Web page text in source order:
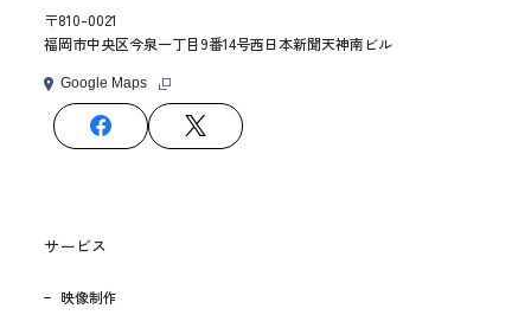
〒810-0021
福岡市中央区今泉一丁目9番14号西日本新聞天神南ビル
Google Maps
サービス
映像制作